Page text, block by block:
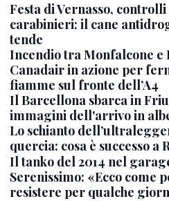
Festa di Vernasso,
carabinieri: il cane
tende
Incendio tra Monfalcone e
Canadair in azione per
fiamme sul fronte dell’A4
Il Barcellona sbarca in
immagini dell'arrivo in
Lo schianto
quercia: cosa è successo a
Il tanko del 2014 nel
Serenissimo: «Ecco come
resistere per qualche